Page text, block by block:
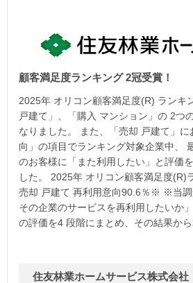
顧客満足度ランキング 2冠受賞！
2025年 オリコン顧客満足度(R) ランキ
戸建て」、「購入 マンション」の 2つ
なりました。 また、「売却 戸建て」
向」の項目でランキング対象企業中、
のお客様に「また利用したい」と評価
した。 2025年 オリコン顧客満足度(R)
売却 戸建て 再利用意向90.6％※ ※当調
その企業のサービスを再利用したいか
の評価を4 段階にまとめ、その結果から
住友林業ホームサービス株式会
家査定シミュレーター